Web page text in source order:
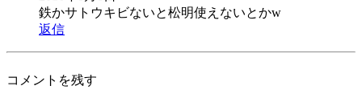
鉄かサトウキビないと松明使えないとかw
返信
コメントを残す